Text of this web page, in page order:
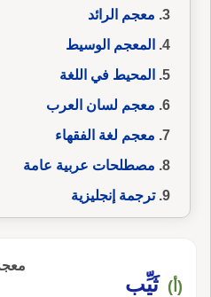
معجم الرائد
المعجم الوسيط
المحيط في اللغة
معجم لسان العرب
معجم لغة الفقهاء
مصطلحات عربية عامة
ترجمة إنجليزية
(أ) ثَيِّب